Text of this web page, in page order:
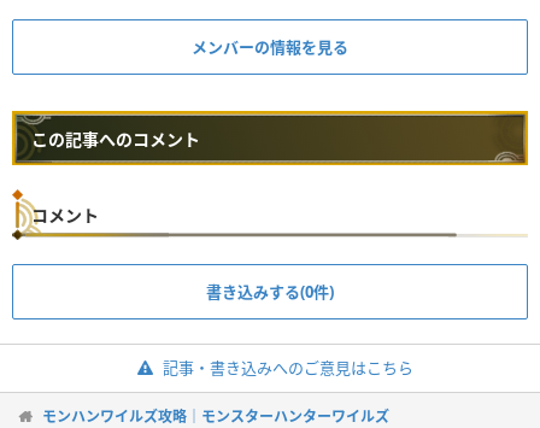
メンバーの情報を見る
この記事へのコメント
コメント
書き込みする(0件)
記事・書き込みへのご意見はこちら
モンハンワイルズ攻略｜モンスターハンターワイルズ